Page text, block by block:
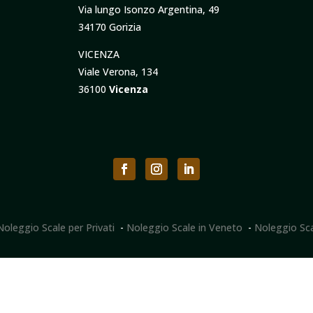
Via lungo Isonzo Argentina, 49
34170 Gorizia
VICENZA
Viale Verona, 134
36100 Vicenza
Scale per Privati - Noleggio Scale in Veneto - Noleggio